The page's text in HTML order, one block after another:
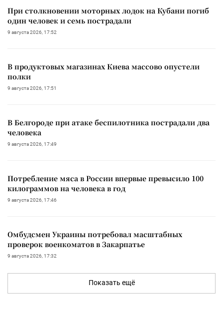
При столкновении моторных лодок на Кубани погиб
один человек и семь пострадали
9 августа 2026, 17:52
В продуктовых магазинах Киева массово опустели
полки
9 августа 2026, 17:51
В Белгороде при атаке беспилотника пострадали два
человека
9 августа 2026, 17:49
Потребление мяса в России впервые превысило 100
килограммов на человека в год
9 августа 2026, 17:46
Омбудсмен Украины потребовал масштабных
проверок военкоматов в Закарпатье
9 августа 2026, 17:32
Показать ещё